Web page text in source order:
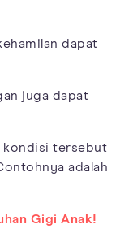
dapat
juga dapat
kondisi tersebut
adalah
Gigi Anak!